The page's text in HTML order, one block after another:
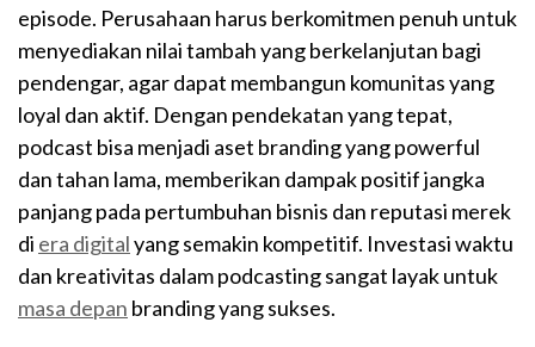
episode. Perusahaan harus berkomitmen penuh untuk
menyediakan nilai tambah yang berkelanjutan bagi
pendengar, agar dapat membangun komunitas yang
loyal dan aktif. Dengan pendekatan yang tepat,
podcast bisa menjadi aset branding yang powerful
dan tahan lama, memberikan dampak positif jangka
panjang pada pertumbuhan bisnis dan reputasi merek
di era digitalyang semakin kompetitif. Investasi waktu
dan kreativitas dalam podcasting sangat layak untuk
masa depan branding yang sukses.